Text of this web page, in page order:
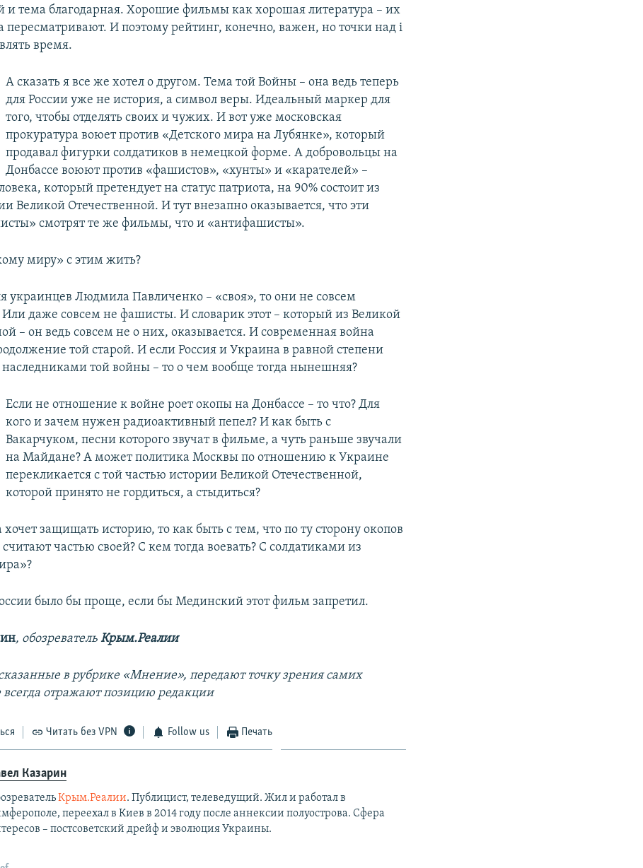
и тема благодарная. Хорошие фильмы как хорошая литература – их
пересматривают. И поэтому рейтинг, конечно, важен, но точки над i
время.
А сказать я все же хотел о другом. Тема той Войны – она ведь теперь
для России уже не история, а символ веры. Идеальный маркер для
того, чтобы отделять своих и чужих. И вот уже московская
прокуратура воюет против «Детского мира на Лубянке», который
продавал фигурки солдатиков в немецкой форме. А добровольцы на
Донбассе воюют против «фашистов», «хунты» и «карателей» –
который претендует на статус патриота, на 90% состоит из
Великой Отечественной. И тут внезапно оказывается, что эти
смотрят те же фильмы, что и «антифашисты».
миру» с этим жить?
украинцев Людмила Павличенко – «своя», то они не совсем
даже совсем не фашисты. И словарик этот – который из Великой
– он ведь совсем не о них, оказывается. И современная война
той старой. И если Россия и Украина в равной степени
наследниками той войны – то о чем вообще тогда нынешняя?
Если не отношение к войне роет окопы на Донбассе – то что? Для
кого и зачем нужен радиоактивный пепел? И как быть с
Вакарчуком, песни которого звучат в фильме, а чуть раньше звучали
на Майдане? А может политика Москвы по отношению к Украине
перекликается с той частью истории Великой Отечественной,
которой принято не гордиться, а стыдиться?
защищать историю, то как быть с тем, что по ту сторону окопов
частью своей? С кем тогда воевать? С солдатиками из
было бы проще, если бы Мединский этот фильм запретил.
, обозревательКрым.Реалии
в рубрике «Мнение», передают точку зрения самих
всегда отражают позицию редакции
Читать без VPN Follow us Печать
Казарин
Крым.Реалии. Публицист, телеведущий. Жил и работал в
переехал в Киев в 2014 году после аннексии полуострова. Сфера
– постсоветский дрейф и эволюция Украины.